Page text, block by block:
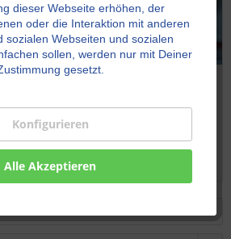
dieser Webseite erhöhen, der
oder die Interaktion mit anderen
sozialen Webseiten und sozialen
sollen, werden nur mit Deiner
gesetzt.
Konfigurieren
Alle Akzeptieren
einen Gutschein. Einfach hier
Geschenkgutschein kann sowohl im
im Ladengeschäft eingelöst werden.